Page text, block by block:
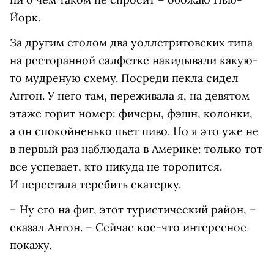
Йорк.
За другим столом два уоллстритовских типа
на ресторанной салфетке накидывали какую-
то мудреную схему. Посреди пекла сидел
Антон. У него там, переживала я, на девятом
этаже горит номер: фичеры, фэшн, колонки,
а он спокойненько пьет пиво. Но я это уже не
в первый раз наблюдала в Америке: только тот
все успевает, кто никуда не торопится.
И перестала теребить скатерку.
– Ну его на фиг, этот туристический район, –
сказал Антон. – Сейчас кое-что интересное
покажу.